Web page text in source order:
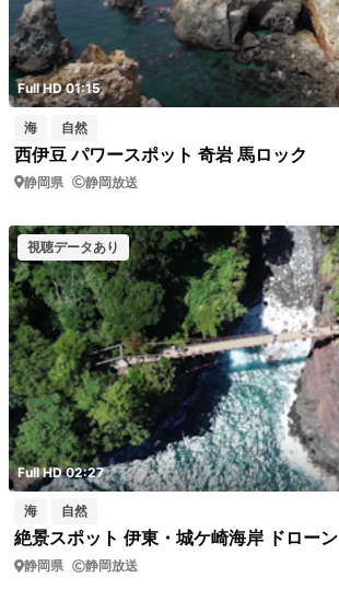
Full HD 01:15
海 自然
西伊豆 パワースポット 奇岩 馬ロック
静岡県 静岡放送
視聴データあり
Full HD 02:27
海 自然
絶景スポット 伊東・城ケ崎海岸 ドローン
静岡県 静岡放送